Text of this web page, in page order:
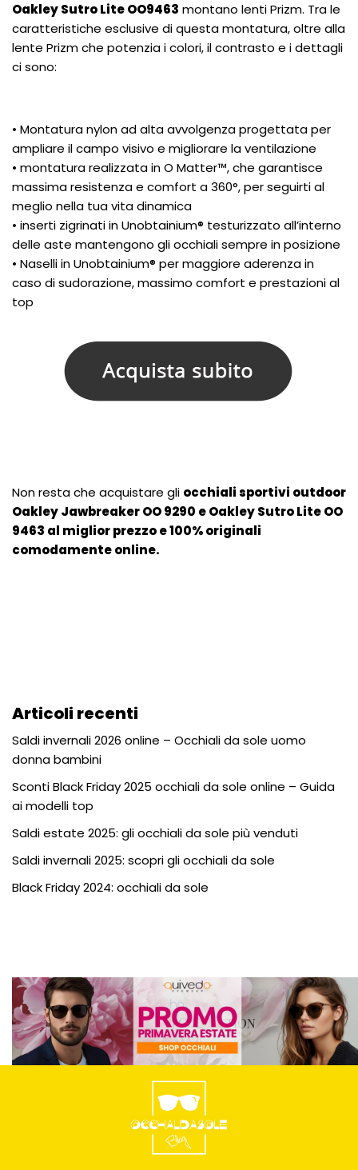
Oakley Sutro Lite OO9463 montano lenti Prizm. Tra le
caratteristiche esclusive di questa montatura, oltre alla
lente Prizm che potenzia i colori, il contrasto e i dettagli
ci sono:
• Montatura nylon ad alta avvolgenza progettata per
ampliare il campo visivo e migliorare la ventilazione
• montatura realizzata in O Matter™, che garantisce
massima resistenza e comfort a 360°, per seguirti al
meglio nella tua vita dinamica
• inserti zigrinati in Unobtainium® testurizzato all’interno
delle aste mantengono gli occhiali sempre in posizione
• Naselli in Unobtainium® per maggiore aderenza in
caso di sudorazione, massimo comfort e prestazioni al
top
Non resta che acquistare gli occhiali sportivi outdoor
Oakley Jawbreaker OO 9290 e Oakley Sutro Lite OO
9463 al miglior prezzo e 100% originali
comodamente online.
Articoli recenti
Saldi invernali 2026 online – Occhiali da sole uomo
donna bambini
Sconti Black Friday 2025 occhiali da sole online – Guida
ai modelli top
Saldi estate 2025: gli occhiali da sole più venduti
Saldi invernali 2025: scopri gli occhiali da sole
Black Friday 2024: occhiali da sole